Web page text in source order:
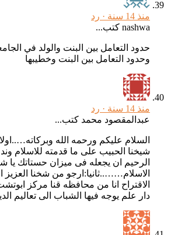
رد
nashwa كتب...
حدود التعامل بين البنت والولد في الجامعة
وحدود التعامل بين البنت وخطيبها
رد
عبدالمقصود محمد كتب...
السلام عليكم ورحمه الله وبركاته…..اولا
شيخنا الحبيب على ما قدمته للاسلام وندعوا
الرحيم ان يجعله فى ميزان حستاتك يا شيخنا
الاسلام……..ثانيا:ارجو من شخنا العزيز ان
الاقتراح انا من محافظه قنا مركز ابوتشت
دار علم يوجه فيها الشباب الى تعاليم الدين